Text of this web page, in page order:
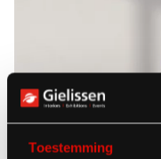
Toestemming